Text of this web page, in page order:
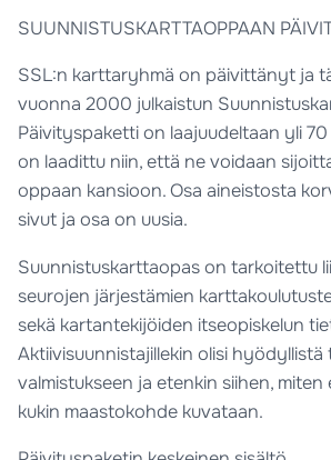
SUUNNISTUSKARTTAOPPAAN
SSL:n karttaryhmä on päivittänyt ja
vuonna 2000 julkaistun
Päivityspaketti on laajuudeltaan yli
on laadittu niin, että ne voidaan
oppaan kansioon. Osa aineistosta
sivut ja osa on uusia.
Suunnistuskarttaopas on tarkoitettu
seurojen järjestämien
sekä kartantekijöiden itseopiskelun
Aktiivisuunnistajillekin olisi
valmistukseen ja etenkin siihen, miten
kukin maastokohde kuvataan.